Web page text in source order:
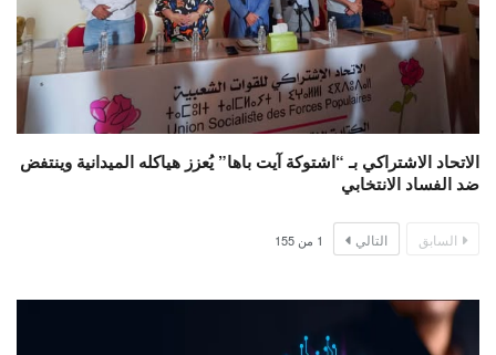
الاتحاد الاشتراكي بـ “اشتوكة آيت باها” يُعزز هياكله الميدانية وينتفض
ضد الفساد الانتخابي
السابق التالي 1 من 155